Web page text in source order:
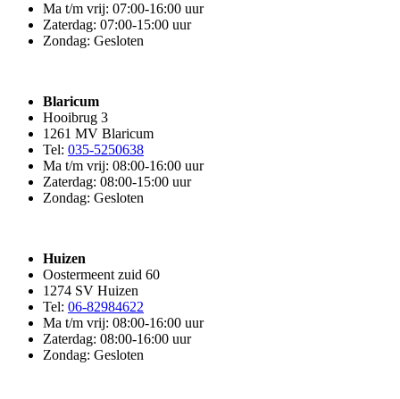
Ma t/m vrij: 07:00-16:00 uur
Zaterdag: 07:00-15:00 uur
Zondag: Gesloten
Blaricum
Hooibrug 3
1261 MV Blaricum
Tel: 035-5250638
Ma t/m vrij: 08:00-16:00 uur
Zaterdag: 08:00-15:00 uur
Zondag: Gesloten
Huizen
Oostermeent zuid 60
1274 SV Huizen
Tel: 06-82984622
Ma t/m vrij: 08:00-16:00 uur
Zaterdag: 08:00-16:00 uur
Zondag: Gesloten